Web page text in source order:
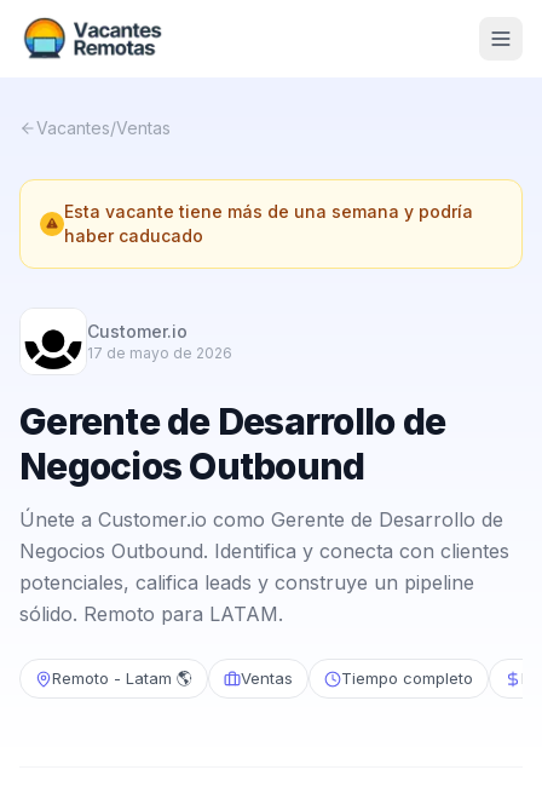
Nosotros
Contacto
Calculadora Freelance
Vacantes/Ventas
Esta vacante tiene más de una semana y podría
haber caducado
Customer.io
17 de mayo de 2026
Gerente de Desarrollo de
Negocios Outbound
Únete a Customer.io como Gerente de Desarrollo de
Negocios Outbound. Identifica y conecta con clientes
potenciales, califica leads y construye un pipeline
sólido. Remoto para LATAM.
Remoto - Latam 🌎 Ventas Tiempo completo